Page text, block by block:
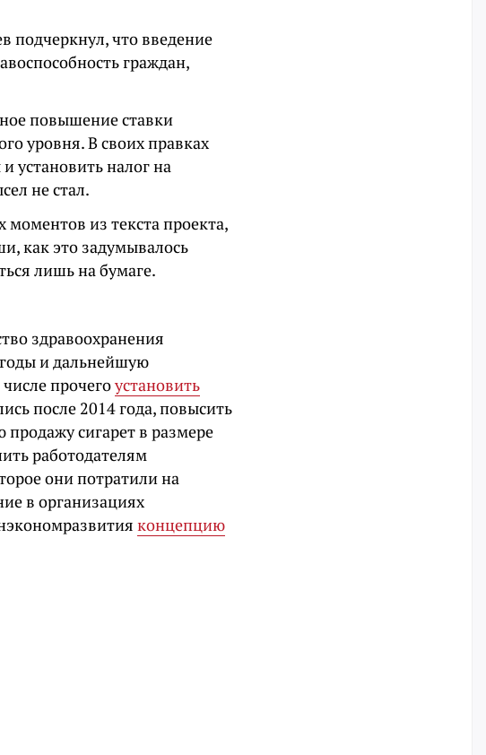
подчеркнул, что введение
граждан,
повышение ставки
уровня. В своих правках
установить налог на
не стал.
из текста проекта,
как это задумывалось
лишь на бумаге.
здравоохранения
и дальнейшую
прочегоустановить
после 2014 года, повысить
сигарет в размере
работодателям
они потратили на
в организациях
концепцию